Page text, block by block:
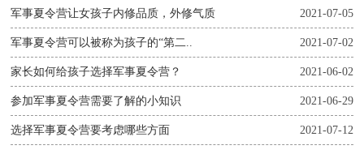
2021-07-05
军事夏令营让女孩子内修品质，外修气质
2021-07-02
军事夏令营可以被称为孩子的“第二..
2021-06-02
家长如何给孩子选择军事夏令营？
2021-06-29
参加军事夏令营需要了解的小知识
2021-07-12
选择军事夏令营要考虑哪些方面